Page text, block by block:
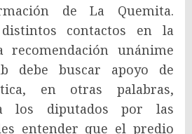
de La Quemita.
contactos en la
unánime
debe buscar apoyo de
en otras palabras,
los diputados por las
entender que el predio